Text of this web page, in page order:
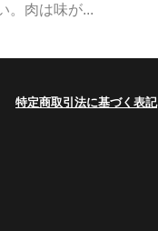
。肉は味が...
特定商取引法に基づく表記